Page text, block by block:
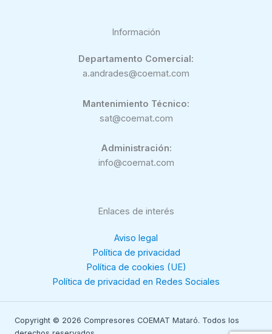
Información
Departamento Comercial:
a.andrades@coemat.com
Mantenimiento Técnico:
sat@coemat.com
Administración:
info@coemat.com
Enlaces de interés
Aviso legal
Política de privacidad
Política de cookies (UE)
Política de privacidad en Redes Sociales
Copyright © 2026 Compresores COEMAT Mataró. Todos los